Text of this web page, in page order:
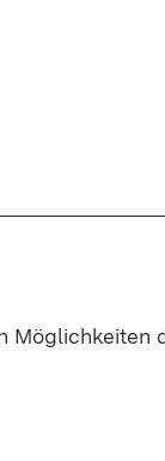
Möglichkeiten